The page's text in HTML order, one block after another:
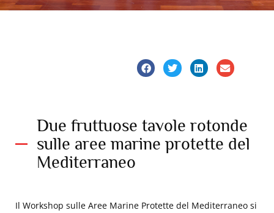
Due fruttuose tavole rotonde
sulle aree marine protette del
Mediterraneo
Il Workshop sulle Aree Marine Protette del Mediterraneo si